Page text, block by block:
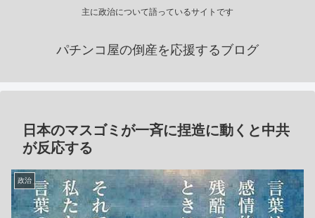
主に政治について語っているサイトです
パチンコ屋の倒産を応援するブログ
日本のマスゴミが一斉に捏造に動くと中共
が反応する
政治